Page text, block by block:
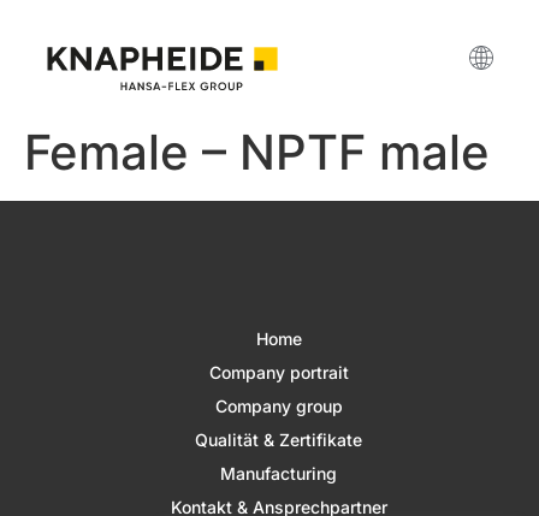
Female – NPTF male
Home
Company portrait
Company group
Qualität & Zertifikate
Manufacturing
Kontakt & Ansprechpartner